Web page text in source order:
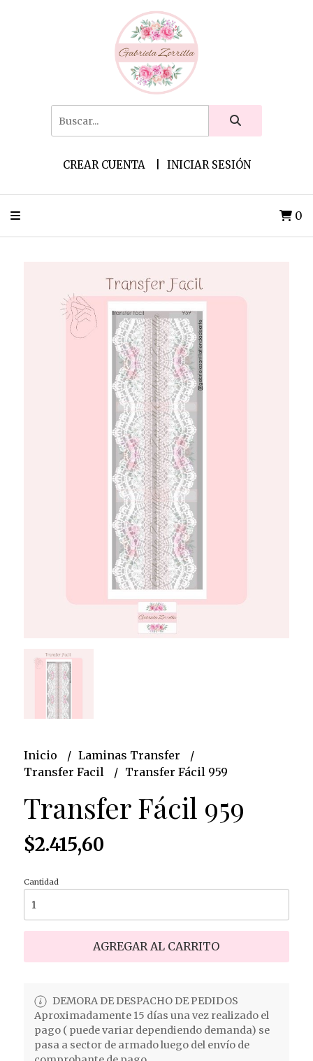
CREAR CUENTA INICIAR SESIÓN
0
Inicio
Laminas Transfer
Transfer Facil
Transfer Fácil 959
Transfer Fácil 959
$2.415,60
Cantidad
AGREGAR AL CARRITO
DEMORA DE DESPACHO DE PEDIDOS
Aproximadamente 15 días una vez realizado el
pago ( puede variar dependiendo demanda) se
pasa a sector de armado luego del envío de